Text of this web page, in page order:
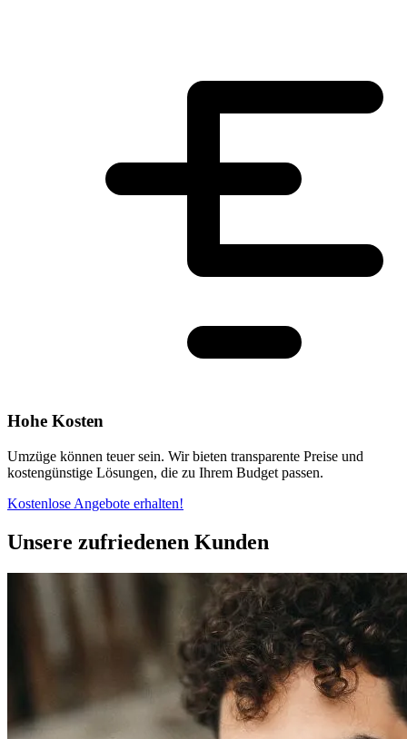
Hohe Kosten
Umzüge können teuer sein. Wir bieten transparente Preise und
kostengünstige Lösungen, die zu Ihrem Budget passen.
Kostenlose Angebote erhalten!
Unsere zufriedenen Kunden